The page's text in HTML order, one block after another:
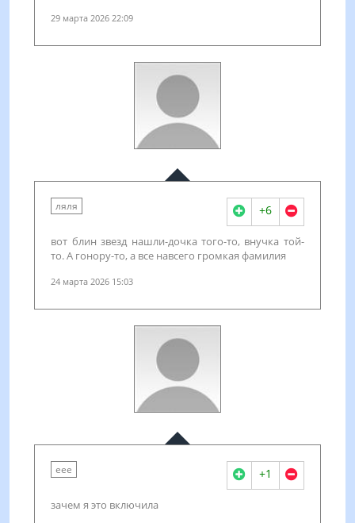
29 марта 2026 22:09
ляля +6
вот блин звезд нашли-дочка того-то, внучка той-
то. А гонору-то, а все навсего громкая фамилия
24 марта 2026 15:03
еее +1
зачем я это включила